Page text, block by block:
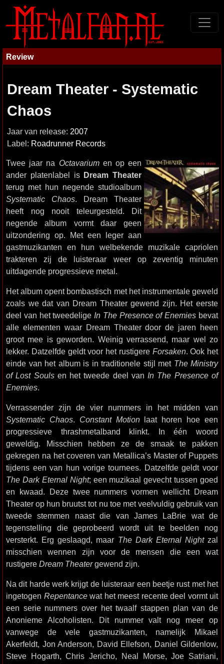
Review
Dream Theater - Systematic
Chaos
Jaar van release: 2007
Label: Roadrunner Records
Twee jaar na Octavariumen op een
ander platenlabel is Dream Theater
terug met hun negende studioalbum
Systematic Chaos. Dream Theater
heeft nog nooit teleurgesteld. Dit
negende album vormt daar geen
uitzondering op. Met een leger aan
gastmuzikanten en hun welbekende muzikale capriolen
trakteren zij de luisteraar weer op zeventig minuten
uitdagende progressieve metal.
Het album opent bombastisch met het instrumentale geweld
zoals we dat van Dream Theater gewend zijn. Het eerste
deel van het tweedelige In The Presence of Enemies bevat
alle elementen waar Dream Theater door de jaren heen
groot mee is geworden. Weinig verrassend, maar wel zo
lekker. Datzelfde geldt voor het rustigere Forsaken. Ook het
einde van het album is in traditionele stijl met The Ministry
of Lost Soulsen het tweede deel van In The Presence of
Enemies.
Verrassender zijn de vier nummers in het midden van
Systematic Chaos. Constant Motionlaat horen hoe een
progressieve thrashmetalband klinkt. In één woord
geweldig. Misschien hebben ze de smaak te pakken
gekregen na het coveren van Metallica’s Master of Puppets
tijdens een van hun vorige tournees. Datzelfde geldt voor
The Dark Eternal Night; een muzikaal gevecht tussen goed
en kwaad. Deze twee nummers vormen wellicht Dream
Theater op hun bruutst tot nu toe met veelvuldig gebruik van
tweede stemmen naast die van James LaBrie wat de
tegenstelling die geprobeerd wordt uit te beelden nog
versterkt. Erg geslaagd, maar The Dark Eternal Nightzal
misschien wennen zijn voor de mensen die een wat
rustigere Dream Theatergewend zijn.
Na dit harde werk krijgt de luisteraar een beetje rust met het
ingetogen Repentancewat het meest recente deel vormt uit
een serie nummers over het twaalf stappen plan van de
Anonieme Alcoholisten. Dit nummer valt nog meer op
vanwege de vele gastmuzikanten, namelijk Mikael
Akerfeldt, Jon Anderson, David Ellefson, Daniel Gildenlow,
Steve Hogarth, Chris Jericho, Neal Morse, Joe Satriani,